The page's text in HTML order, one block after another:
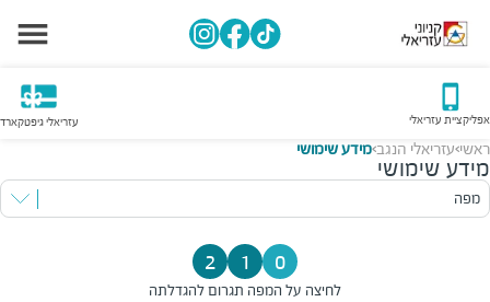
אפליקציית עזריאלי עזריאלי גיפטקארד
ראשי>עזריאלי הנגב>מידע שימושי
מידע שימושי
מפה
0
1
2
לחיצה על המפה תגרום להגדלתה